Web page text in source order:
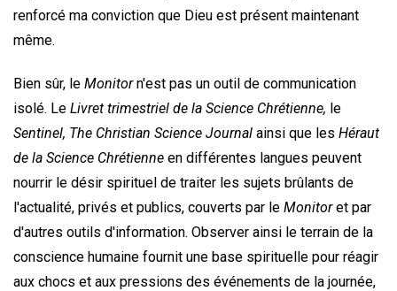
renforcé ma conviction que Dieu est présent maintenant
même.
Bien sûr, le Monitorn'est pas un outil de communication
isolé. Le Livret trimestriel de la Science Chrétienne, le
Sentinel, The Christian Science Journal ainsi que les Héraut
de la Science Chrétienne en différentes langues peuvent
nourrir le désir spirituel de traiter les sujets brûlants de
l'actualité, privés et publics, couverts par le Monitoret par
d'autres outils d'information. Observer ainsi le terrain de la
conscience humaine fournit une base spirituelle pour réagir
aux chocs et aux pressions des événements de la journée,